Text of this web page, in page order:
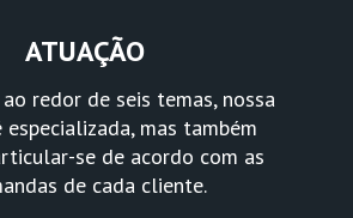
ATUAÇÃO
redor de seis temas, nossa
especializada, mas também
se de acordo com as
de cada cliente.